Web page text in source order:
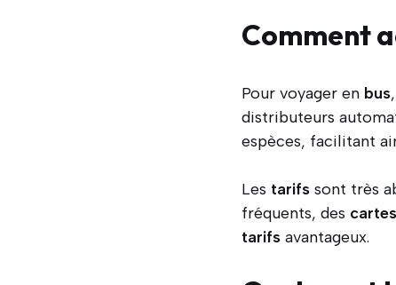
Comment
Pour voyager en bus
distributeurs
espèces, facilitant
Les tarifs sont très
fréquents, des cartes
tarifs avantageux.